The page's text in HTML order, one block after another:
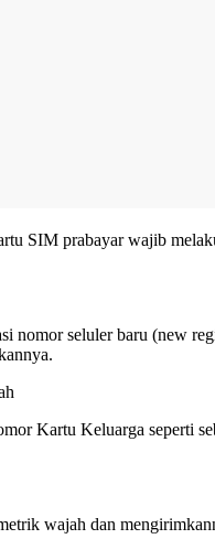
SIM prabayar wajib
nomor seluler baru (new
Kartu Keluarga seperti
wajah dan